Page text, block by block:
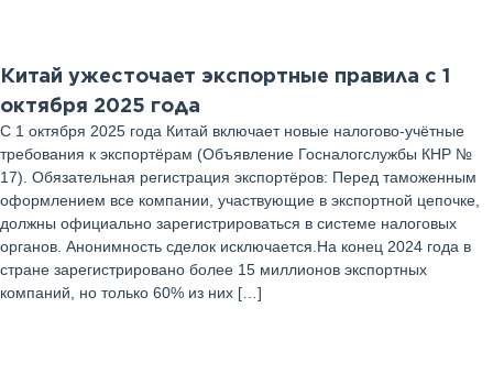
Китай ужесточает экспортные правила с 1
октября 2025 года
С 1 октября 2025 года Китай включает новые налогово-учётные
требования к экспортёрам (Объявление Госналогслужбы КНР №
17). Обязательная регистрация экспортёров: Перед таможенным
оформлением все компании, участвующие в экспортной цепочке,
должны официально зарегистрироваться в системе налоговых
органов. Анонимность сделок исключается.На конец 2024 года в
стране зарегистрировано более 15 миллионов экспортных
компаний, но только 60% из них […]